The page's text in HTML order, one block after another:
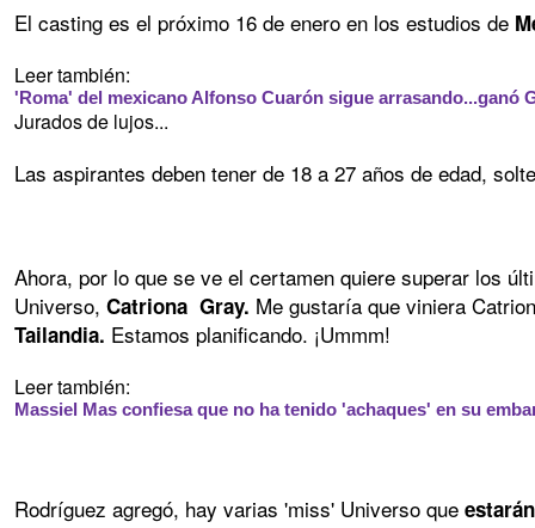
El casting es el próximo 16 de enero en los estudios de
Leer también:
'Roma' del mexicano Alfonso Cuarón sigue arrasando...ganó
Jurados de lujos...
Las aspirantes deben tener de 18 a 27 años de edad,
Ahora, por lo que se ve el certamen quiere superar los
Universo, Catriona Gray. Me gustaría que viniera
Tailandia. Estamos planificando. ¡Ummm!
Leer también:
Massiel Mas confiesa que no ha tenido 'achaques' en su
Rodríguez agregó, hay varias 'miss' Universo que